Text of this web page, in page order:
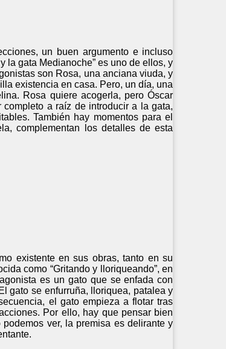
un buen argumento e incluso
la gata Medianoche” es uno de ellos, y
son Rosa, una anciana viuda, y
existencia en casa. Pero, un día, una
Rosa quiere acogerla, pero Óscar
a raíz de introducir a la gata,
También hay momentos para el
complementan los detalles de esta
existente en sus obras, tanto en su
como “Gritando y lloriqueando”, en
es un gato que se enfada con
gato se enfurruña, lloriquea, patalea y
el gato empieza a flotar tras
Por ello, hay que pensar bien
ver, la premisa es delirante y